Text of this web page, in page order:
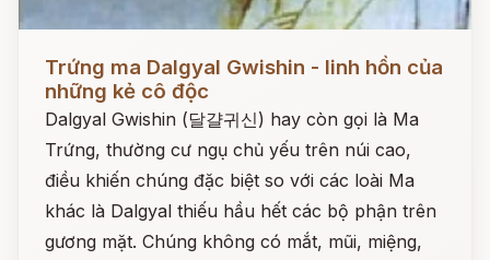
Trứng ma Dalgyal Gwishin - linh hồn của
những kẻ cô độc
Dalgyal Gwishin (달걀귀신) hay còn gọi là Ma
Trứng, thường cư ngụ chủ yếu trên núi cao,
điều khiến chúng đặc biệt so với các loài Ma
khác là Dalgyal thiếu hầu hết các bộ phận trên
gương mặt. Chúng không có mắt, mũi, miệng,